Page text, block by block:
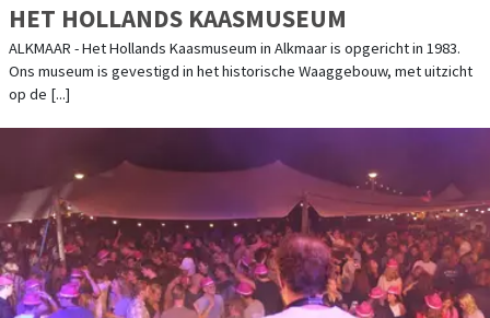
HET HOLLANDS KAASMUSEUM
ALKMAAR - Het Hollands Kaasmuseum in Alkmaar is opgericht in 1983.
Ons museum is gevestigd in het historische Waaggebouw, met uitzicht
op de [...]